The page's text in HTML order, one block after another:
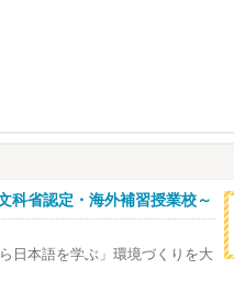
科省認定・海外補習授業校～
日本語を学ぶ」環境づくりを大